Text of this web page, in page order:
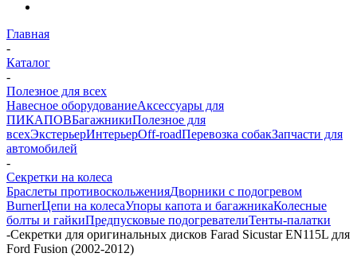
Главная
-
Каталог
-
Полезное для всех
Навесное оборудованиеАксессуары для
ПИКАПОВБагажникиПолезное для
всехЭкстерьерИнтерьерOff-roadПеревозка собакЗапчасти для
автомобилей
-
Секретки на колеса
Браслеты противоскольженияДворники с подогревом
BurnerЦепи на колесаУпоры капота и багажникаКолесные
болты и гайкиПредпусковые подогревателиТенты-палатки
-Секретки для оригинальных дисков Farad Sicustar EN115L для
Ford Fusion (2002-2012)